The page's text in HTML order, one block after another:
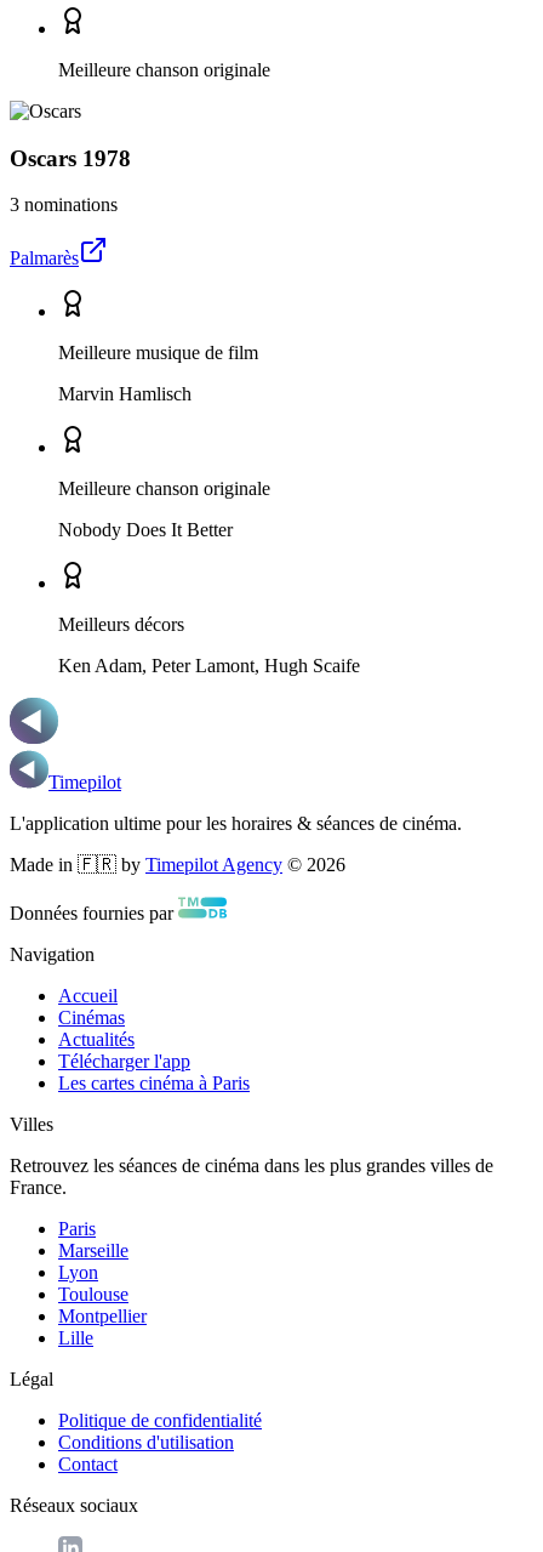
Meilleure chanson originale
Oscars 1978
3 nominations
Palmarès
Meilleure musique de film
Marvin Hamlisch
Meilleure chanson originale
Nobody Does It Better
Meilleurs décors
Ken Adam, Peter Lamont, Hugh Scaife
Timepilot
L'application ultime pour les horaires & séances de cinéma.
Made in 🇫🇷 by Timepilot Agency © 2026
Données fournies par
Navigation
Accueil
Cinémas
Actualités
Télécharger l'app
Les cartes cinéma à Paris
Villes
Retrouvez les séances de cinéma dans les plus grandes villes de
France.
Paris
Marseille
Lyon
Toulouse
Montpellier
Lille
Légal
Politique de confidentialité
Conditions d'utilisation
Contact
Réseaux sociaux